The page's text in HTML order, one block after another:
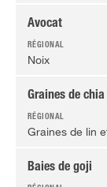
Avocat
Noix
Graines de chia
Graines de lin
Baies de goji